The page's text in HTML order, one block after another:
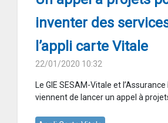
inventer des
l’appli carte Vitale
22/01/2020 10:32
Le GIE SESAM-Vitale et
viennent de lancer un appel à